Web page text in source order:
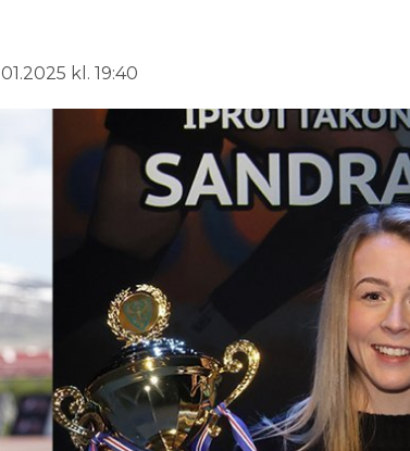
kl. 19:40